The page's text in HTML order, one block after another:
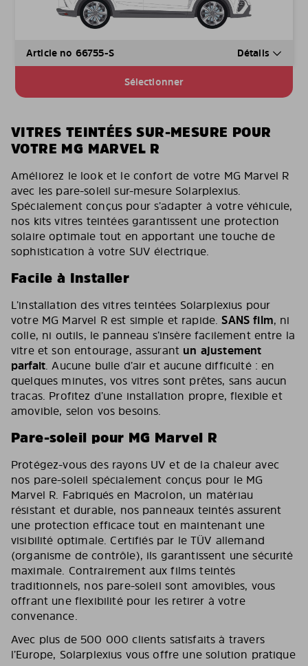
Article no 66755-S Détails
Sélectionner
VITRES TEINTÉES SUR-MESURE POUR
VOTRE MG MARVEL R
Améliorez le look et le confort de votre MG Marvel R
avec les pare-soleil sur-mesure Solarplexius.
Spécialement conçus pour s’adapter à votre véhicule,
nos kits vitres teintées garantissent une protection
solaire optimale tout en apportant une touche de
sophistication à votre SUV électrique.
Facile à Installer
L’installation des vitres teintées Solarplexius pour
votre MG Marvel R est simple et rapide.SANS film, ni
colle, ni outils, le panneau s’insère facilement entre la
vitre et son entourage, assurant un ajustement
parfait. Aucune bulle d’air et aucune difficulté : en
quelques minutes, vos vitres sont prêtes, sans aucun
tracas. Profitez d’une installation propre, flexible et
amovible, selon vos besoins.
Pare-soleil pour MG Marvel R
Protégez-vous des rayons UV et de la chaleur avec
nos pare-soleil spécialement conçus pour le MG
Marvel R. Fabriqués en Macrolon, un matériau
résistant et durable, nos panneaux teintés assurent
une protection efficace tout en maintenant une
visibilité optimale. Certifiés par le TÜV allemand
(organisme de contrôle), ils garantissent une sécurité
maximale. Contrairement aux films teintés
traditionnels, nos pare-soleil sont amovibles, vous
offrant une flexibilité pour les retirer à votre
convenance.
Avec plus de 500 000 clients satisfaits à travers
l’Europe, Solarplexius vous offre une solution pratique